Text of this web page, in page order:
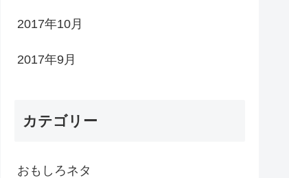
2017年10月
2017年9月
カテゴリー
おもしろネタ